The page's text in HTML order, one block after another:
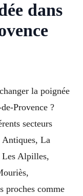
dans
la poignée
Provence ?
secteurs
La
Les Alpilles,
proches comme